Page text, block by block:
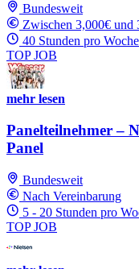
Bundesweit
Zwischen 3,000€ und
40 Stunden pro Woche
TOP JOB
mehr lesen
Panelteilnehmer –
Panel
Bundesweit
Nach Vereinbarung
5 - 20 Stunden pro
TOP JOB